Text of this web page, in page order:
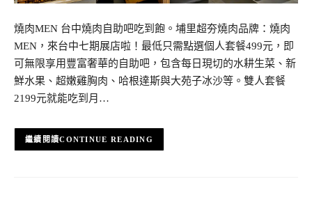
燒肉MEN 台中燒肉自助吧吃到飽。埔里超夯燒肉品牌：燒肉
MEN，來台中七期展店啦！最低只需點選個人套餐499元，即
可無限享用豐富奢華的自助吧，包含每日現切的水耕生菜、新
鮮水果、超嫩雞胸肉、哈根達斯與大苑子冰沙等。雙人套餐
2199元就能吃到月…
CONTINUE READING